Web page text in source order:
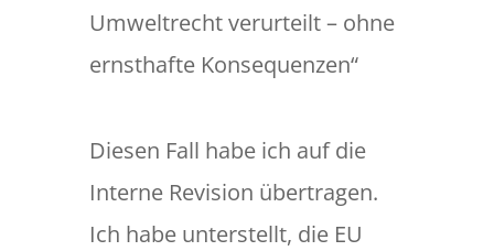
Umweltrecht verurteilt – ohne
ernsthafte Konsequenzen“
Diesen Fall habe ich auf die
Interne Revision übertragen.
Ich habe unterstellt, die EU